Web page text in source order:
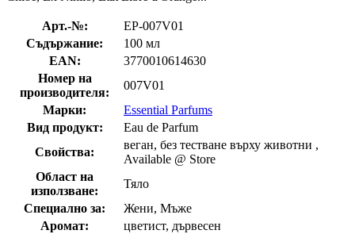
Арт.-№:
EP-007V01
Съдържание:
100 мл
EAN:
3770010614630
Номер на
производителя:
007V01
Марки:
Essential Parfums
Вид продукт:
Eau de Parfum
Свойства:
веган, без тестване върху животни ,
Available @ Store
Област на
използване:
Тяло
Специално за:
Жени, Мъже
Аромат:
цветист, дървесен